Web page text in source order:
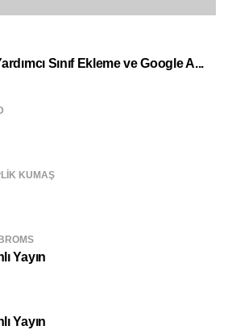
Sınıf Ekleme ve Google A...
KUMAŞ
Yayın
Yayın